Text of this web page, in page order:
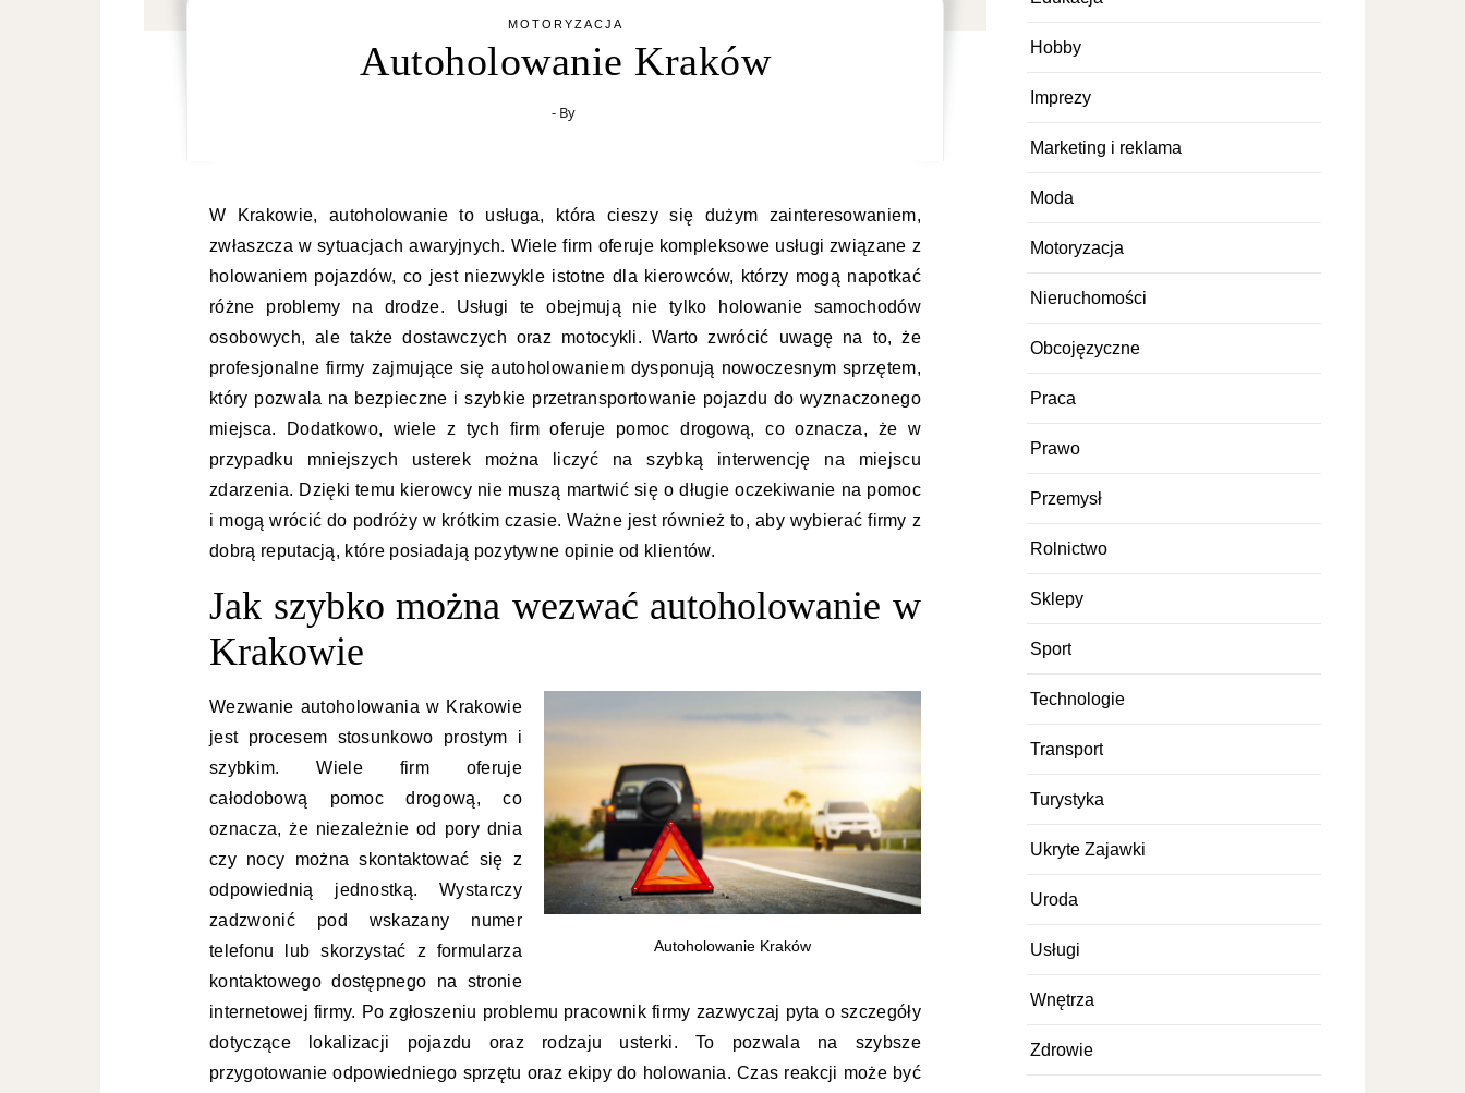
MOTORYZACJA
Autoholowanie Kraków
- By
W Krakowie, autoholowanie to usługa, która cieszy się dużym zainteresowaniem,
zwłaszcza w sytuacjach awaryjnych. Wiele firm oferuje kompleksowe usługi związane z
holowaniem pojazdów, co jest niezwykle istotne dla kierowców, którzy mogą napotkać
różne problemy na drodze. Usługi te obejmują nie tylko holowanie samochodów
osobowych, ale także dostawczych oraz motocykli. Warto zwrócić uwagę na to, że
profesjonalne firmy zajmujące się autoholowaniem dysponują nowoczesnym sprzętem,
który pozwala na bezpieczne i szybkie przetransportowanie pojazdu do wyznaczonego
miejsca. Dodatkowo, wiele z tych firm oferuje pomoc drogową, co oznacza, że w
przypadku mniejszych usterek można liczyć na szybką interwencję na miejscu
zdarzenia. Dzięki temu kierowcy nie muszą martwić się o długie oczekiwanie na pomoc
i mogą wrócić do podróży w krótkim czasie. Ważne jest również to, aby wybierać firmy z
dobrą reputacją, które posiadają pozytywne opinie od klientów.
Jak szybko można wezwać autoholowanie w
Krakowie
Autoholowanie Kraków
Wezwanie autoholowania w Krakowie
jest procesem stosunkowo prostym i
szybkim. Wiele firm oferuje
całodobową pomoc drogową, co
oznacza, że niezależnie od pory dnia
czy nocy można skontaktować się z
odpowiednią jednostką. Wystarczy
zadzwonić pod wskazany numer
telefonu lub skorzystać z formularza
kontaktowego dostępnego na stronie
internetowej firmy. Po zgłoszeniu problemu pracownik firmy zazwyczaj pyta o szczegóły
dotyczące lokalizacji pojazdu oraz rodzaju usterki. To pozwala na szybsze
przygotowanie odpowiedniego sprzętu oraz ekipy do holowania. Czas reakcji może być
Hobby
Imprezy
Marketing i reklama
Moda
Motoryzacja
Nieruchomości
Obcojęzyczne
Praca
Prawo
Przemysł
Rolnictwo
Sklepy
Sport
Technologie
Transport
Turystyka
Ukryte Zajawki
Uroda
Usługi
Wnętrza
Zdrowie